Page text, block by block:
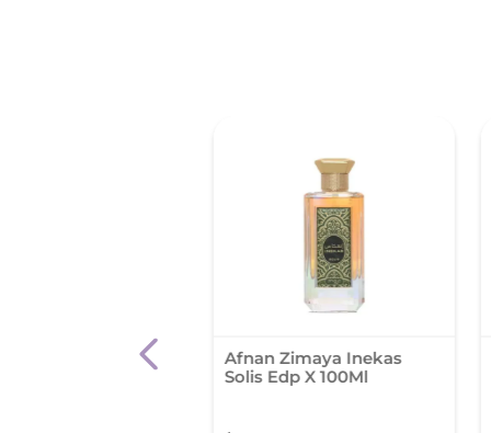
Sport Men
Afnan Zimaya Inekas
Solis Edp X 100Ml